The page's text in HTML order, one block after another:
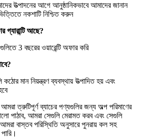
উত্পাদনের আগে আনুষ্ঠানিকভাবে আমাদের জানান
নকশাটি নিশ্চিত করুন
আছে?
3 বছরের ওয়ারেন্টি অফার করি
মান নিয়ন্ত্রণ ব্যবস্থায় উত্পাদিত হয় এবং
আমরা ত্রুটিপূর্ণ ব্যাচের পণ্যগুলির জন্য অল্প পরিমাণের
পাঠাব, আমরা সেগুলি মেরামত করব এবং সেগুলি
বাস্তব পরিস্থিতি অনুসারে পুনরায় কল সহ